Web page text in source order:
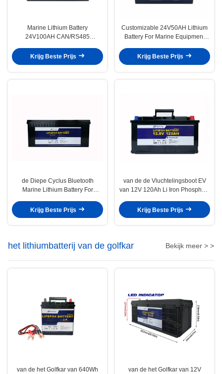
Marine Lithium Battery
24V100AH CAN/RS485
Applications And Vessels
Krijg Beste Prijs
Customizable 24V50AH Lithium
Battery For Marine Equipment
Weight
Krijg Beste Prijs
de Diepe Cyclus Bluetooth
Marine Lithium Battery For
Krijg Beste Prijs
van de de Vluchtelingsboot EV
van 12V 120Ah Li Iron Phosphate
Lithiumbatterij
Krijg Beste Prijs
het lithiumbatterij van de golfkar Bekijk meer > >
van de het Golfkar van 640Wh
van de het Golfkar van 12V